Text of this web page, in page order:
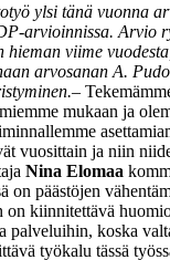
ylsi tänä vuonna
arvioinnissa. Arvio
hieman viime
arvosanan A.
–
mukaan ja
vuosittain ja niin
Nina Elomaa
on päästöjen
on kiinnitettävä
koska
työkalu tässä